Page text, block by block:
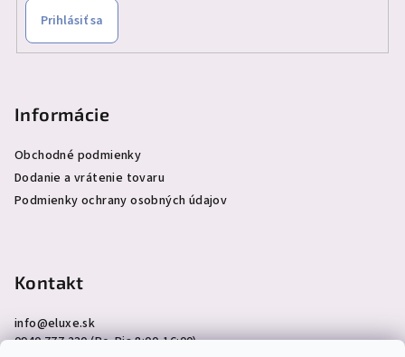
Prihlásiť sa
Informácie
Obchodné podmienky
Dodanie a vrátenie tovaru
Podmienky ochrany osobných údajov
Kontakt
info@eluxe.sk
0940 777 230 (Po-Pia 8:00-16:00)